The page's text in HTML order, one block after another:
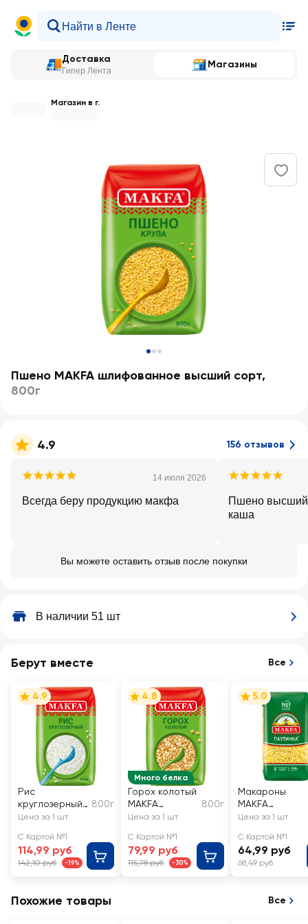
Доставка
Гипер Лента
Магазины
Магазин в г.
Пшено MAKFA шлифованное высший сорт,
800г
4.9 156 отзывов
14 июля 2026
Всегда беру продукцию макфа
Пшено высший
каша
Вы можете оставить отзыв после покупки
В наличии 51 шт
Берут вместе Все
4.9
Рис
круглозерный
MAKFA
800г
Цена за 1 шт
С Картой №1
114,99 руб
142,10 руб -19%
Много белка
4.8
Горох колотый
MAKFA
шлифованный
800г
Цена за 1 шт
С Картой №1
79,99 руб
115,78 руб -30%
5.0
Макароны
MAKFA
Вермишель
сорт
Цена за 1 шт
С Картой №1
64,99 руб
68,49 руб
Похожие товары Все